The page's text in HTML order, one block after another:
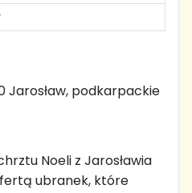
Jarosław, podkarpackie
Noeli z Jarosławia
ubranek, które